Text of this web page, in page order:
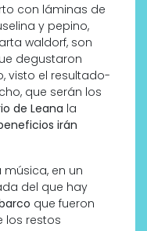
con láminas de
y pepino,
waldorf, son
degustaron
visto el resultado-
que serán los
de Leana la
irán
en un
del que hay
que fueron
los restos